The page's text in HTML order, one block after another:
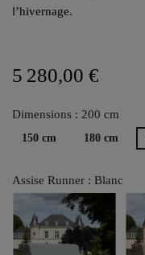
l’hivernage.
5 280,00 €
Dimensions : 200 cm
150 cm 180 cm
Assise Runner : Blanc